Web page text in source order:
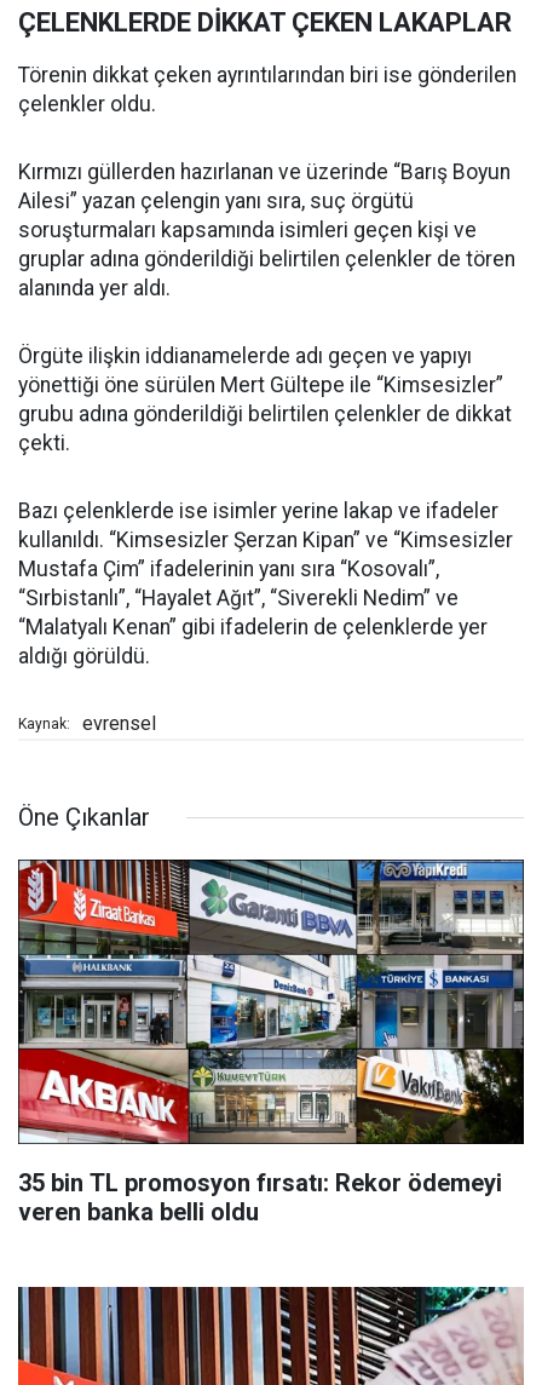
ÇELENKLERDE DİKKAT ÇEKEN LAKAPLAR
Törenin dikkat çeken ayrıntılarından biri ise gönderilen
çelenkler oldu.
Kırmızı güllerden hazırlanan ve üzerinde “Barış Boyun
Ailesi” yazan çelengin yanı sıra, suç örgütü
soruşturmaları kapsamında isimleri geçen kişi ve
gruplar adına gönderildiği belirtilen çelenkler de tören
alanında yer aldı.
Örgüte ilişkin iddianamelerde adı geçen ve yapıyı
yönettiği öne sürülen Mert Gültepe ile “Kimsesizler”
grubu adına gönderildiği belirtilen çelenkler de dikkat
çekti.
Bazı çelenklerde ise isimler yerine lakap ve ifadeler
kullanıldı. “Kimsesizler Şerzan Kipan” ve “Kimsesizler
Mustafa Çim” ifadelerinin yanı sıra “Kosovalı”,
“Sırbistanlı”, “Hayalet Ağıt”, “Siverekli Nedim” ve
“Malatyalı Kenan” gibi ifadelerin de çelenklerde yer
aldığı görüldü.
Kaynak: evrensel
Öne Çıkanlar
35 bin TL promosyon fırsatı: Rekor ödemeyi
veren banka belli oldu